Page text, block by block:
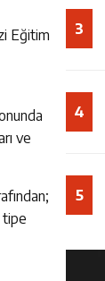
Eğitim
ve
tipe
3
4
5